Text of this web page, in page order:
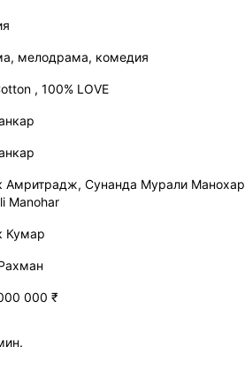
, мелодрама, комедия
, 100% LOVE
Амритрадж, Сунанда Мурали Манохар
Manohar
Кумар
000 ₹